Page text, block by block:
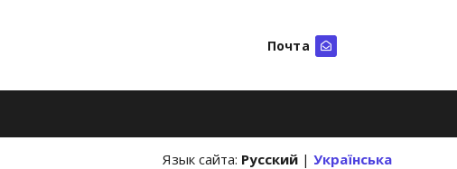
Почта
Язык сайта: Русский | Українська